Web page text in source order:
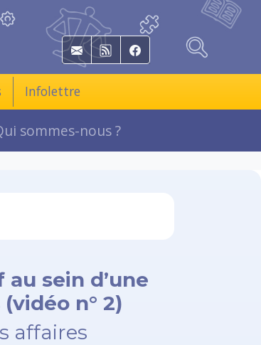
E-mail RSS Facebook
Infolettre
sommes-nous ?
sein d’une
n° 2)
affaires